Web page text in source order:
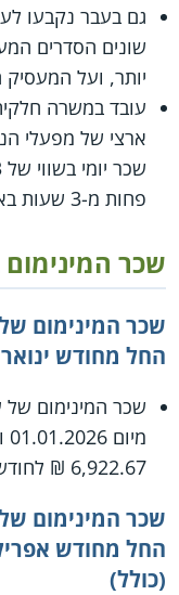
גם בעבר נקבעו
שונים הסדרים
יותר, ועל
עובד במשרה
ארצי של מפעלי
פחות מ-3 שעות באותו יום.
שכר
שכר המינימום של
החל מחודש ינואר 2026 ועד מרץ 2026 (כולל)
שכר המינימום של
6,922.67 ₪ לחודש למשרה מלאה ו-38.03 ₪ לשעה.
שכר המינימום של
(כולל)